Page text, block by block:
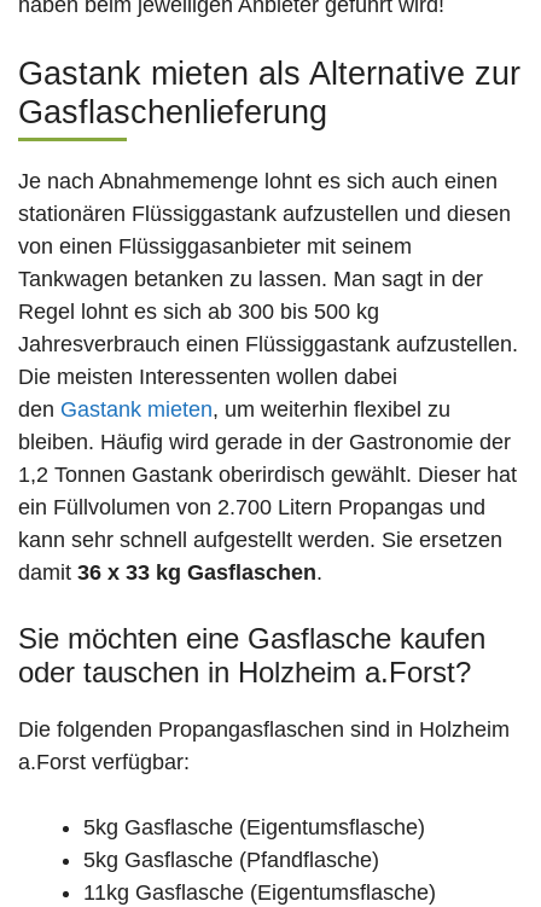
haben beim jeweiligen Anbieter geführt wird!
Gastank mieten als Alternative zur
Gasflaschenlieferung
Je nach Abnahmemenge lohnt es sich auch einen
stationären Flüssiggastank aufzustellen und diesen
von einen Flüssiggasanbieter mit seinem
Tankwagen betanken zu lassen. Man sagt in der
Regel lohnt es sich ab 300 bis 500 kg
Jahresverbrauch einen Flüssiggastank aufzustellen.
Die meisten Interessenten wollen dabei
den Gastank mieten, um weiterhin flexibel zu
bleiben. Häufig wird gerade in der Gastronomie der
1,2 Tonnen Gastank oberirdisch gewählt. Dieser hat
ein Füllvolumen von 2.700 Litern Propangas und
kann sehr schnell aufgestellt werden. Sie ersetzen
damit 36 x 33 kg Gasflaschen.
Sie möchten eine Gasflasche kaufen
oder tauschen in Holzheim a.Forst?
Die folgenden Propangasflaschen sind in Holzheim
a.Forst verfügbar:
5kg Gasflasche (Eigentumsflasche)
5kg Gasflasche (Pfandflasche)
11kg Gasflasche (Eigentumsflasche)